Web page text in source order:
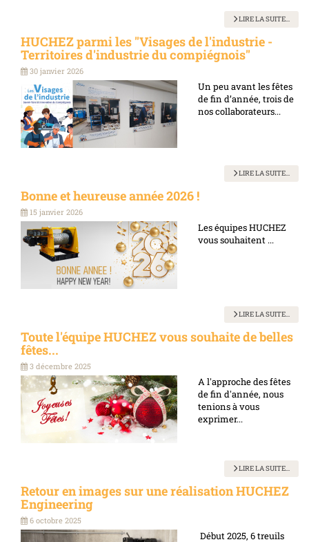
LIRE LA SUITE...
HUCHEZ parmi les "Visages de l'industrie -
Territoires d'industrie du compiégnois"
30 janvier 2026
Un peu avant les fêtes
de fin d’année, trois de
nos collaborateurs...
LIRE LA SUITE...
Bonne et heureuse année 2026 !
15 janvier 2026
Les équipes HUCHEZ
vous souhaitent ...
LIRE LA SUITE...
Toute l'équipe HUCHEZ vous souhaite de belles
fêtes...
3 décembre 2025
A l'approche des fêtes
de fin d'année, nous
tenions à vous
exprimer...
LIRE LA SUITE...
Retour en images sur une réalisation HUCHEZ
Engineering
6 octobre 2025
Début 2025, 6 treuils